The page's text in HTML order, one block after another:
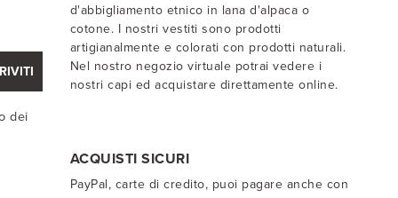
dei
d'abbigliamento etnico in lana d'alpaca o
cotone. I nostri vestiti sono prodotti
artigianalmente e colorati con prodotti naturali.
Nel nostro negozio virtuale potrai vedere i
nostri capi ed acquistare direttamente online.
ACQUISTI SICURI
PayPal, carte di credito, puoi pagare anche con